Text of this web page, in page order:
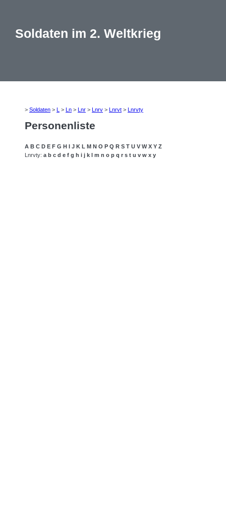
Soldaten im 2. Weltkrieg
> Soldaten > L > Ln > Lnr > Lnrv > Lnrvt > Lnrvty
Personenliste
A B C D E F G H I J K L M N O P Q R S T U V W X Y Z
Lnrvty: a b c d e f g h i j k l m n o p q r s t u v w x y